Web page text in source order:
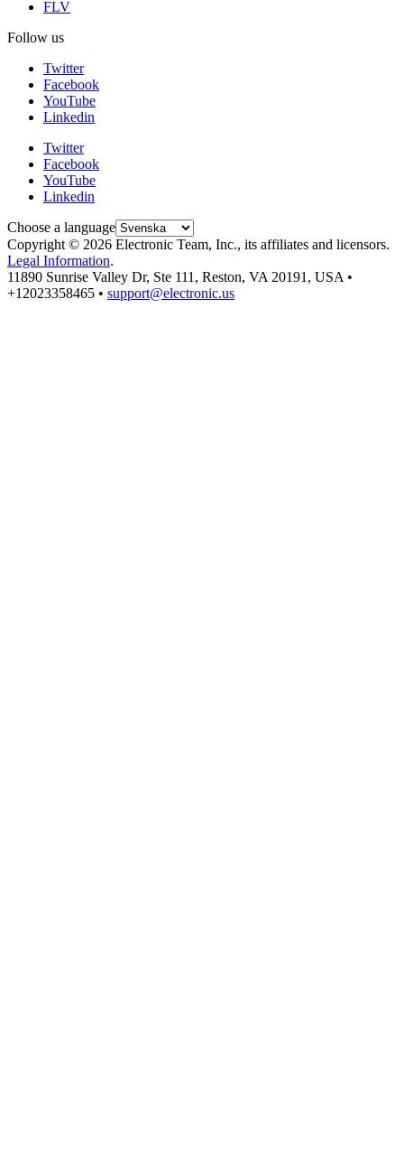
FLV
Follow us
Twitter
Facebook
YouTube
Linkedin
Twitter
Facebook
YouTube
Linkedin
Choose a language
Copyright © 2026 Electronic Team, Inc., its affiliates and licensors.
Legal Information.
11890 Sunrise Valley Dr, Ste 111, Reston, VA 20191, USA •
+12023358465 • support@electronic.us